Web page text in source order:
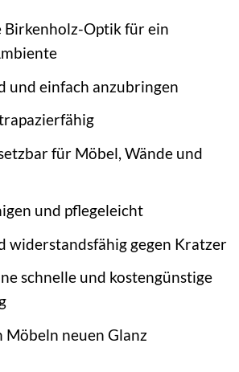
Birkenholz-Optik für ein
und einfach anzubringen
für Möbel, Wände und
und pflegeleicht
widerstandsfähig gegen Kratzer
schnelle und kostengünstige
neuen Glanz